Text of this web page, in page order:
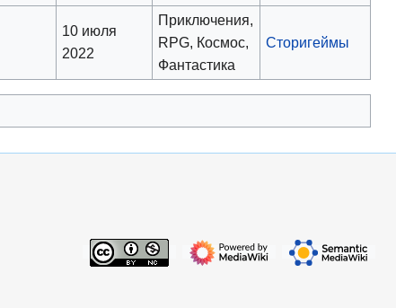
10 июля
2022
Приключения,
RPG, Космос,
Фантастика
Сторигеймы